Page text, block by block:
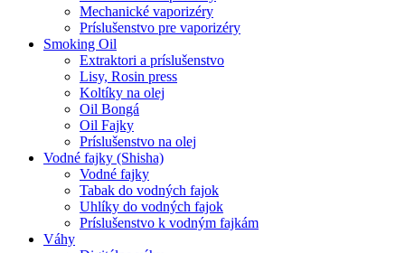
Mechanické vaporizéry
Príslušenstvo pre vaporizéry
Smoking Oil
Extraktori a príslušenstvo
Lisy, Rosin press
Koltíky na olej
Oil Bongá
Oil Fajky
Príslušenstvo na olej
Vodné fajky (Shisha)
Vodné fajky
Tabak do vodných fajok
Uhlíky do vodných fajok
Príslušenstvo k vodným fajkám
Váhy